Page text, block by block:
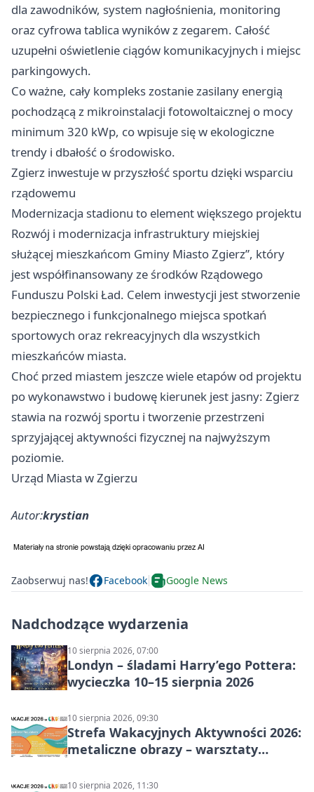
dla zawodników, system nagłośnienia, monitoring
oraz cyfrowa tablica wyników z zegarem. Całość
uzupełni oświetlenie ciągów komunikacyjnych i miejsc
parkingowych.
Co ważne, cały kompleks zostanie zasilany energią
pochodzącą z mikroinstalacji fotowoltaicznej o mocy
minimum 320 kWp, co wpisuje się w ekologiczne
trendy i dbałość o środowisko.
Zgierz inwestuje w przyszłość sportu dzięki wsparciu
rządowemu
Modernizacja stadionu to element większego projektu
Rozwój i modernizacja infrastruktury miejskiej
służącej mieszkańcom Gminy Miasto Zgierz”, który
jest współfinansowany ze środków Rządowego
Funduszu Polski Ład. Celem inwestycji jest stworzenie
bezpiecznego i funkcjonalnego miejsca spotkań
sportowych oraz rekreacyjnych dla wszystkich
mieszkańców miasta.
Choć przed miastem jeszcze wiele etapów od projektu
po wykonawstwo i budowę kierunek jest jasny: Zgierz
stawia na rozwój sportu i tworzenie przestrzeni
sprzyjającej aktywności fizycznej na najwyższym
poziomie.
Urząd Miasta w Zgierzu
Autor:krystian
Zaobserwuj nas! Facebook Google News
Nadchodzące wydarzenia
10 sierpnia 2026, 07:00
Londyn – śladami Harry’ego Pottera:
wycieczka 10–15 sierpnia 2026
10 sierpnia 2026, 09:30
Strefa Wakacyjnych Aktywności 2026:
metaliczne obrazy – warsztaty
10 sierpnia 2026, 11:30